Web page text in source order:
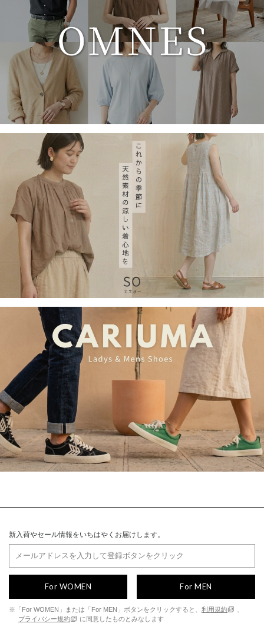
新入荷やセール情報をいちはやくお届けします。
For WOMEN For MEN
※「For WOMEN」または「For MEN」ボタンをクリックすると、 利用規約
プライバシー規約
に同意したものとみなします